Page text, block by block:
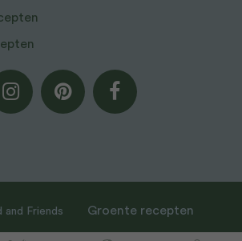
Friends Groente recepten